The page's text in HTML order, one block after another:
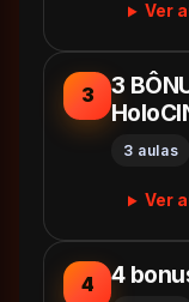
Ver
3
3
3 aulas
Ver
4 4